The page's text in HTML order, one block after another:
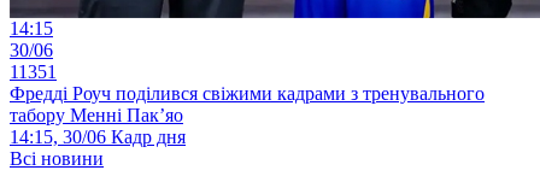
14:15
30/06
11351
Фредді Роуч поділився свіжими кадрами з тренувального
табору Менні Пак’яо
14:15, 30/06 Кадр дня
Всі новини